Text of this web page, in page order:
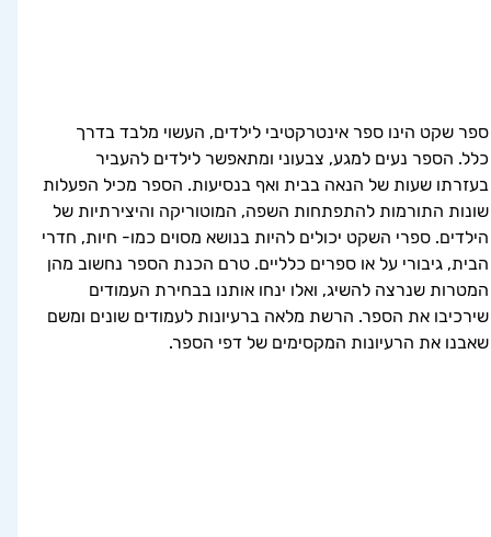
ספר שקט הינו ספר אינטרקטיבי לילדים, העשוי מלבד בדרך
כלל. הספר נעים למגע, צבעוני ומתאפשר לילדים להעביר
בעזרתו שעות של הנאה בבית ואף בנסיעות. הספר מכיל הפעלות
שונות התורמות להתפתחות השפה, המוטוריקה והיצירתיות של
הילדים. ספרי השקט יכולים להיות בנושא מסוים כמו- חיות, חדרי
הבית, גיבורי על או ספרים כלליים. טרם הכנת הספר נחשוב מהן
המטרות שנרצה להשיג, ואלו ינחו אותנו בבחירת העמודים
שירכיבו את הספר. הרשת מלאה ברעיונות לעמודים שונים ומשם
שאבנו את הרעיונות המקסימים של דפי הספר.